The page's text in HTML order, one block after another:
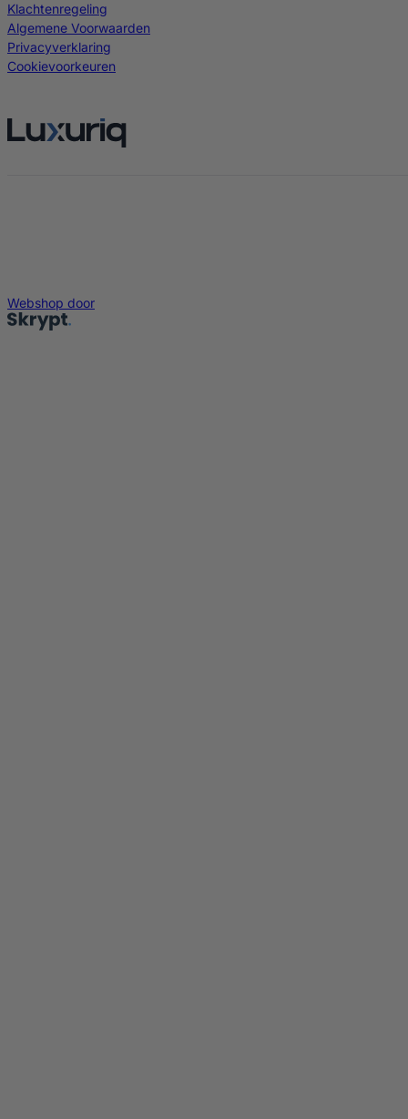
Klachtenregeling
Algemene Voorwaarden
Privacyverklaring
Cookievoorkeuren
Webshop door